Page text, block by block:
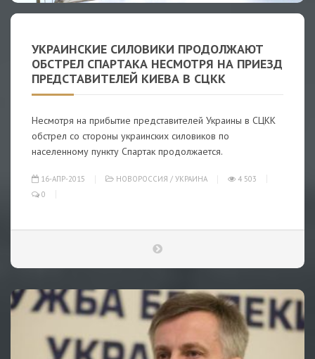
УКРАИНСКИЕ СИЛОВИКИ ПРОДОЛЖАЮТ
ОБСТРЕЛ СПАРТАКА НЕСМОТРЯ НА ПРИЕЗД
ПРЕДСТАВИТЕЛЕЙ КИЕВА В СЦКК
Несмотря на прибытие представителей Украины в СЦКК
обстрел со стороны украинских силовиков по
населенному пункту Спартак продолжается.
16-АПР-2015 НОВОРОССИЯ / УКРАИНА
4 503
0